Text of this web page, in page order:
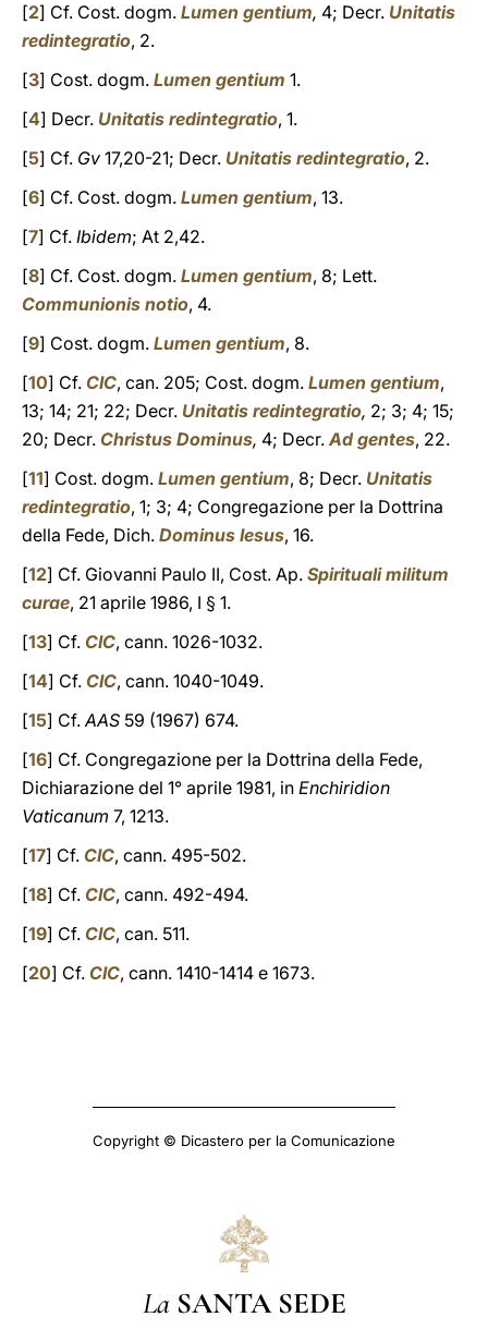
[2] Cf. Cost. dogm. Lumen gentium, 4; Decr. Unitatis
redintegratio, 2.
[3] Cost. dogm. Lumen gentium 1.
[4] Decr. Unitatis redintegratio, 1.
[5] Cf. Gv 17,20-21; Decr. Unitatis redintegratio, 2.
[6] Cf. Cost. dogm. Lumen gentium, 13.
[7] Cf. Ibidem; At 2,42.
[8] Cf. Cost. dogm. Lumen gentium, 8; Lett.
Communionis notio, 4.
[9] Cost. dogm. Lumen gentium, 8.
[10] Cf. CIC, can. 205; Cost. dogm. Lumen gentium,
13; 14; 21; 22; Decr. Unitatis redintegratio, 2; 3; 4; 15;
20; Decr. Christus Dominus, 4; Decr.Ad gentes, 22.
[11] Cost. dogm. Lumen gentium, 8; Decr. Unitatis
redintegratio, 1; 3; 4; Congregazione per la Dottrina
della Fede, Dich. Dominus Iesus, 16.
[12] Cf. Giovanni Paulo II, Cost. Ap. Spirituali militum
curae, 21 aprile 1986, I § 1.
[13] Cf. CIC, cann. 1026-1032.
[14] Cf. CIC, cann. 1040-1049.
[15] Cf.AAS 59 (1967) 674.
[16] Cf. Congregazione per la Dottrina della Fede,
Dichiarazione del 1° aprile 1981, in Enchiridion
Vaticanum 7, 1213.
[17] Cf. CIC, cann. 495-502.
[18] Cf. CIC, cann. 492-494.
[19] Cf. CIC, can. 511.
[20] Cf. CIC, cann. 1410-1414 e 1673.
Copyright © Dicastero per la Comunicazione
La SANTA SEDE